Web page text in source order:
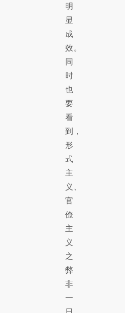
明
显
成
效。
同
时
也
要
看
到，
形
式
主
义、
官
僚
主
义
之
弊
非
一